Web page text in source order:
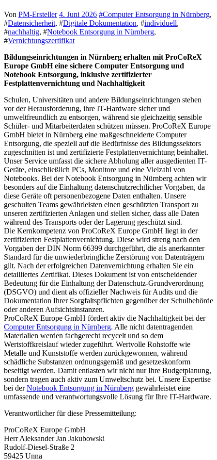
Von PM-Ersteller 4. Juni 2026 #Computer Entsorgung in Nürnberg,
#Datensicherheit, #Digitale Dokumentation, #individuell,
#nachhaltig, #Notebook Entsorgung in Nürnberg,
#Vernichtungszertifikat
Bildungseinrichtungen in Nürnberg erhalten mit ProCoReX
Europe GmbH eine sichere Computer Entsorgung und
Notebook Entsorgung, inklusive zertifizierter
Festplattenvernichtung und Nachhaltigkeit
Schulen, Universitäten und andere Bildungseinrichtungen stehen
vor der Herausforderung, ihre IT-Hardware sicher und
umweltfreundlich zu entsorgen, während sie gleichzeitig sensible
Schüler- und Mitarbeiterdaten schützen müssen. ProCoReX Europe
GmbH bietet in Nürnberg eine maßgeschneiderte Computer
Entsorgung, die speziell auf die Bedürfnisse des Bildungssektors
zugeschnitten ist und zertifizierte Festplattenvernichtung beinhaltet.
Unser Service umfasst die sichere Abholung aller ausgedienten IT-
Geräte, einschließlich PCs, Monitore und eine Vielzahl von
Notebooks. Bei der Notebook Entsorgung in Nürnberg achten wir
besonders auf die Einhaltung datenschutzrechtlicher Vorgaben, da
diese Geräte oft personenbezogene Daten enthalten. Unsere
geschulten Teams gewährleisten einen geschützten Transport zu
unseren zertifizierten Anlagen und stellen sicher, dass alle Daten
während des Transports oder der Lagerung geschützt sind.
Die Kernkompetenz von ProCoReX Europe GmbH liegt in der
zertifizierten Festplattenvernichtung. Diese wird streng nach den
Vorgaben der DIN Norm 66399 durchgeführt, die als anerkannter
Standard für die unwiederbringliche Zerstörung von Datenträgern
gilt. Nach der erfolgreichen Datenvernichtung erhalten Sie ein
detailliertes Zertifikat. Dieses Dokument ist von entscheidender
Bedeutung für die Einhaltung der Datenschutz-Grundverordnung
(DSGVO) und dient als offizieller Nachweis für Audits und die
Dokumentation Ihrer Sorgfaltspflichten gegenüber der Schulbehörde
oder anderen Aufsichtsinstanzen.
ProCoReX Europe GmbH fördert aktiv die Nachhaltigkeit bei der
Computer Entsorgung in Nürnberg. Alle nicht datentragenden
Materialien werden fachgerecht recycelt und so dem
Wertstoffkreislauf wieder zugeführt. Wertvolle Rohstoffe wie
Metalle und Kunststoffe werden zurückgewonnen, während
schädliche Substanzen ordnungsgemäß und gesetzeskonform
beseitigt werden. Damit entlasten wir nicht nur Ihre Budgetplanung,
sondern tragen auch aktiv zum Umweltschutz bei. Unsere Expertise
bei derNotebook Entsorgung in Nürnberg gewährleistet eine
umfassende und verantwortungsvolle Lösung für Ihre IT-Hardware.
Verantwortlicher für diese Pressemitteilung:
ProCoReX Europe GmbH
Herr Aleksander Jan Jakubowski
Rudolf-Diesel-Straße 2
59425 Unna